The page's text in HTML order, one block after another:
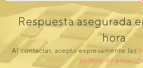
Respuesta asegurada
hora
Al contactar, acepto expresamente las
política de